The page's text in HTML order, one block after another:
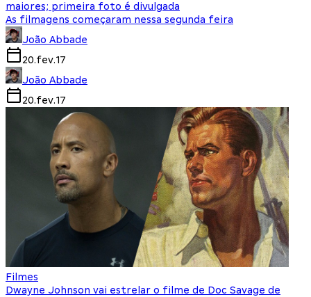
maiores; primeira foto é divulgada
As filmagens começaram nessa segunda feira
João Abbade
20.fev.17
João Abbade
20.fev.17
Filmes
Dwayne Johnson vai estrelar o filme de Doc Savage de